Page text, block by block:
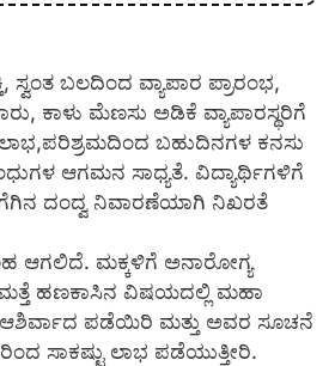
ಸ್ವಂತ ಬಲದಿಂದ ವ್ಯಾಪಾರ ಪ್ರಾರಂಭ,
ಕಾಳು ಮೆಣಸು ಅಡಿಕೆ ವ್ಯಾಪಾರಸ್ಥರಿಗೆ
ಬಹುದಿನಗಳ ಕನಸು
ಆಗಮನ ಸಾಧ್ಯತೆ. ವಿದ್ಯಾರ್ಥಿಗಳಿಗೆ
ದಂದ್ವ ನಿವಾರಣೆಯಾಗಿ ನಿಖರತೆ
ಆಗಲಿದೆ. ಮಕ್ಕಳಿಗೆ ಅನಾರೋಗ್ಯ
ಮತ್ತೆ ಹಣಕಾಸಿನ ವಿಷಯದಲ್ಲಿ ಮಹಾ
ಪಡೆಯಿರಿ ಮತ್ತು ಅವರ ಸೂಚನೆ
ಸಾಕಷ್ಟು ಲಾಭ ಪಡೆಯುತ್ತೀರಿ.